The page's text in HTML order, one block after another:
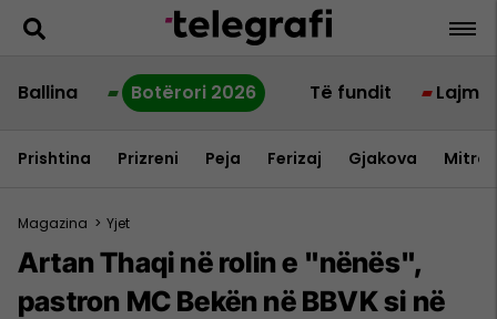
Ballina Botërori 2026 Të fundit Lajme
Prishtina Prizreni Peja Ferizaj Gjakova
Magazina > Yjet
Artan Thaqi në rolin e "nënës",
pastron MC Bekën në BBVK si në